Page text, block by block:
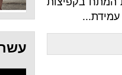
עשר דקות